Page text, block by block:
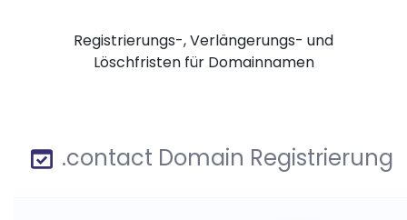
Registrierungs-, Verlängerungs- und
Löschfristen für Domainnamen
.contact Domain Registrierung